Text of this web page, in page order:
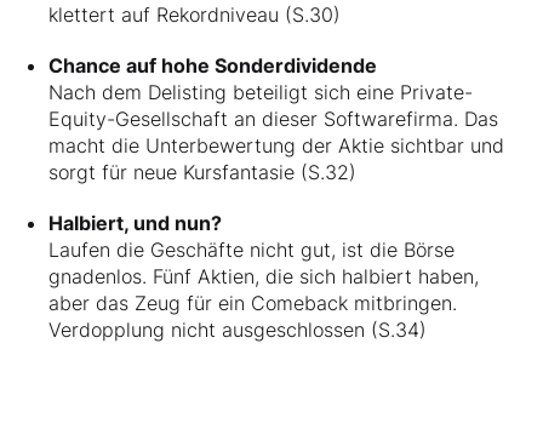
klettert auf Rekordniveau (S.30)
Chance auf hohe Sonderdividende
Nach dem Delisting beteiligt sich eine Private­-
Equity­-Gesellschaft an dieser Softwarefirma. Das
macht die Unterbewertung der Aktie sichtbar und
sorgt für neue Kursfantasie (S.32)
Halbiert, und nun?
Laufen die Geschäfte nicht gut, ist die Börse
gnadenlos. Fünf Aktien, die sich halbiert haben,
aber das Zeug für ein Comeback mitbringen.
Verdopplung nicht ausgeschlossen (S.34)